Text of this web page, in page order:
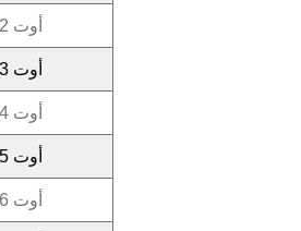
أوت 12
أوت 13
أوت 14
أوت 15
أوت 16